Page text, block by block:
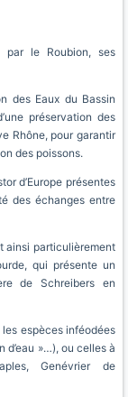
par le Roubion, ses
des Eaux du Bassin
préservation des
Rhône, pour garantir
des poissons.
d’Europe présentes
des échanges entre
ainsi particulièrement
qui présente un
de Schreibers en
espèces inféodées
d’eau »…), ou celles à
Genévrier de